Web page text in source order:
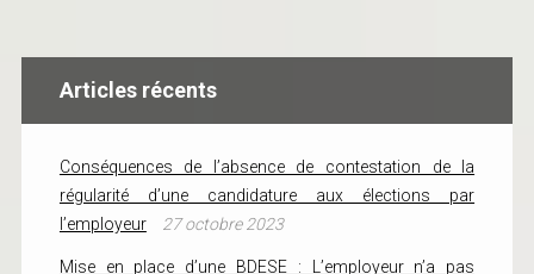
Articles récents
Conséquences de l’absence de contestation de la
régularité d’une candidature aux élections par
l’employeur
27 octobre 2023
Mise en place d’une BDESE : L’employeur n’a pas